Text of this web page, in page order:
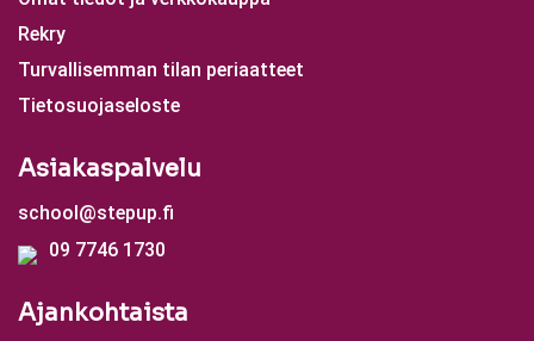
Rekry
Turvallisemman tilan periaatteet
Tietosuojaseloste
Asiakaspalvelu
school@stepup.fi
09 7746 1730
Ajankohtaista